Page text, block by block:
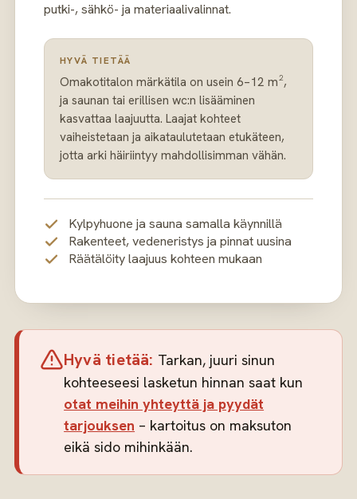
putki-, sähkö- ja materiaalivalinnat.
HYVÄ TIETÄÄ
Omakotitalon märkätila on usein 6–12 m²,
ja saunan tai erillisen wc:n lisääminen
kasvattaa laajuutta. Laajat kohteet
vaiheistetaan ja aikataulutetaan etukäteen,
jotta arki häiriintyy mahdollisimman vähän.
Kylpyhuone ja sauna samalla käynnillä
Rakenteet, vedeneristys ja pinnat uusina
Räätälöity laajuus kohteen mukaan
Hyvä tietää: Tarkan, juuri sinun
kohteeseesi lasketun hinnan saat kun
otat meihin yhteyttä ja pyydät
tarjouksen – kartoitus on maksuton
eikä sido mihinkään.